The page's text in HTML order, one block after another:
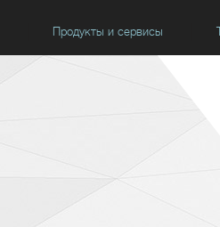
Продукты и сервисы